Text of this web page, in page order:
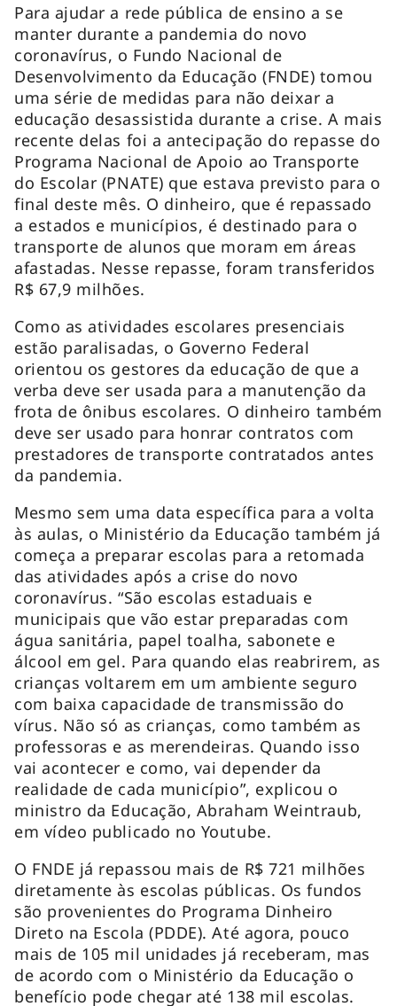
Para ajudar a rede pública de ensino a se
manter durante a pandemia do novo
coronavírus, o Fundo Nacional de
Desenvolvimento da Educação (FNDE) tomou
uma série de medidas para não deixar a
educação desassistida durante a crise. A mais
recente delas foi a antecipação do repasse do
Programa Nacional de Apoio ao Transporte
do Escolar (PNATE) que estava previsto para o
final deste mês. O dinheiro, que é repassado
a estados e municípios, é destinado para o
transporte de alunos que moram em áreas
afastadas. Nesse repasse, foram transferidos
R$ 67,9 milhões.
Como as atividades escolares presenciais
estão paralisadas, o Governo Federal
orientou os gestores da educação de que a
verba deve ser usada para a manutenção da
frota de ônibus escolares. O dinheiro também
deve ser usado para honrar contratos com
prestadores de transporte contratados antes
da pandemia.
Mesmo sem uma data específica para a volta
às aulas, o Ministério da Educação também já
começa a preparar escolas para a retomada
das atividades após a crise do novo
coronavírus. “São escolas estaduais e
municipais que vão estar preparadas com
água sanitária, papel toalha, sabonete e
álcool em gel. Para quando elas reabrirem, as
crianças voltarem em um ambiente seguro
com baixa capacidade de transmissão do
vírus. Não só as crianças, como também as
professoras e as merendeiras. Quando isso
vai acontecer e como, vai depender da
realidade de cada município”, explicou o
ministro da Educação, Abraham Weintraub,
em vídeo publicado no Youtube.
O FNDE já repassou mais de R$ 721 milhões
diretamente às escolas públicas. Os fundos
são provenientes do Programa Dinheiro
Direto na Escola (PDDE). Até agora, pouco
mais de 105 mil unidades já receberam, mas
de acordo com o Ministério da Educação o
benefício pode chegar até 138 mil escolas.